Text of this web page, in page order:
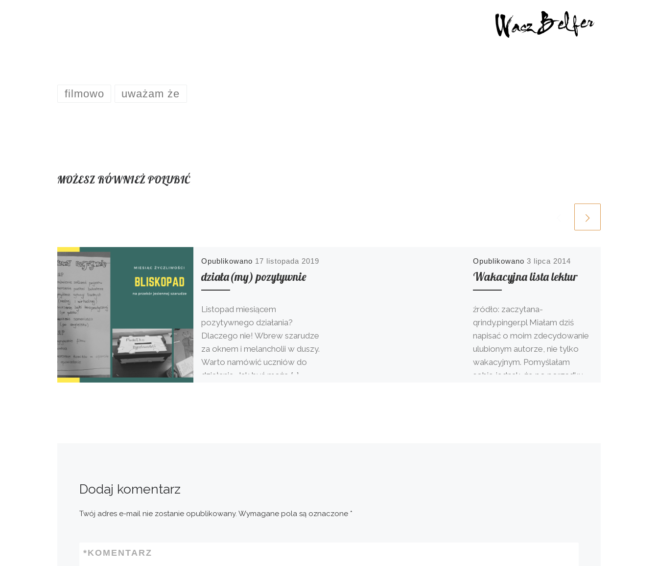
filmowo uważam że
MOŻESZ RÓWNIEŻ POLUBIĆ
Opublikowano 17 listopada 2019
działa(my) pozytywnie
Listopad miesiącem
pozytywnego działania?
Dlaczego nie! Wbrew szarudze
za oknem i melancholii w duszy.
Warto namówić uczniów do
działania. Jak być może […]
Opublikowano3 lipca 2014
Wakacyjna lista lektur
źródło: zaczytana-
qrindy.pinger.pl Miałam dziś
napisać o moim zdecydowanie
ulubionym autorze, nie tylko
wakacyjnym. Pomyślałam
sobie jednak, że po porządku
Dodaj komentarz
Twój adres e-mail nie zostanie opublikowany. Wymagane pola są oznaczone *
KOMENTARZ
*